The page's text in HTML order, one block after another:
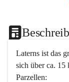
Laterns ist das
sich über ca. 15
Parzellen: